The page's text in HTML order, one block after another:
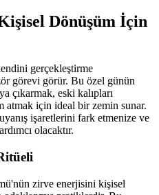
Dönüşüm İçin
gerçekleştirme
görevi görür. Bu özel günün
çıkarmak, eski kalıpları
atmak için ideal bir zemin sunar.
işaretlerini fark etmenize ve
olacaktır.
zirve enerjisini kişisel